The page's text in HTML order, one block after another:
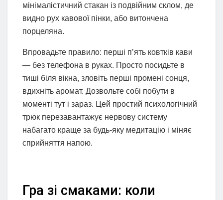
мінімалістичний стакан із подвійним склом, де
видно рух кавової пінки, або витончена
порцеляна.
Впровадьте правило: перші п’ять ковтків кави
— без телефона в руках. Просто посидьте в
тиші біля вікна, зловіть перші промені сонця,
вдихніть аромат. Дозвольте собі побути в
моменті тут і зараз. Цей простий психологічний
трюк перезавантажує нервову систему
набагато краще за будь-яку медитацію і міняє
сприйняття напою.
Гра зі смаками: коли